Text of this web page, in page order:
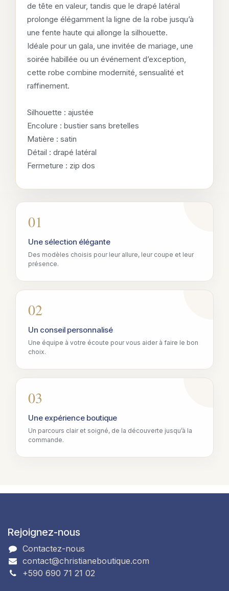
de tête en valeur, tandis que le drapé latéral
prolonge élégamment la ligne de la robe jusqu’à
une fente haute qui allonge la silhouette.
Idéale pour un gala, une invitée de mariage, une
soirée habillée ou un événement d’exception,
cette robe combine modernité, sensualité et
raffinement.
Silhouette : ajustée
Encolure : bustier sans bretelles
Matière : satin
Détail : drapé latéral
Fermeture : zip dos
01
Une sélection élégante
Des modèles choisis pour leur allure, leur coupe et leur
présence.
02
Un conseil personnalisé
Une équipe à votre écoute pour vous aider à faire le bon
choix.
03
Une expérience boutique
Un parcours clair et soigné, de la découverte jusqu’à la
commande.
Rejoignez-nous
Contactez-nous
contact@christianeboutique.com
+590 690 71 21 02